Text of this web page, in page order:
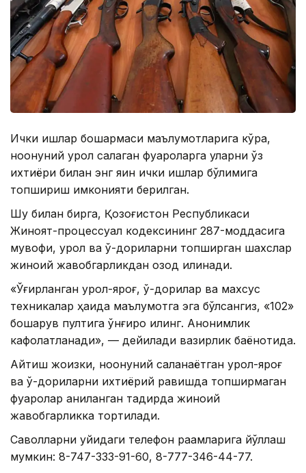
Ички ишлар бошқармаси маълумотларига кўра,
ноқонуний қурол сақлаган фуқароларга уларни ўз
ихтиёри билан энг яқин ички ишлар бўлимига
топшириш имконияти берилган.
Шу билан бирга, Қозоғистон Республикаси
Жиноят-процессуал кодексининг 287-моддасига
мувофиқ, қурол ва ўқ-дориларни топширган шахслар
жиноий жавобгарликдан озод қилинади.
«Ўғирланган қурол-яроғ, ўқ-дорилар ва махсус
техникалар ҳақида маълумотга эга бўлсангиз, «102»
бошқарув пултига қўнғироқ қилинг. Анонимлик
кафолатланади», — дейилади вазирлик баёнотида.
Айтиш жоизки, ноқонуний сақланаётган қурол-яроғ
ва ўқ-дориларни ихтиёрий равишда топширмаган
фуқаролар аниқланган тақдирда жиноий
жавобгарликка тортилади.
Саволларни қуйидаги телефон рақамларига йўллаш
мумкин: 8-747-333-91-60, 8-777-346-44-77.